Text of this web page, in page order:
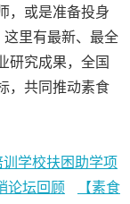
，或是准备投身
这里有最新、最全
研究成果，全国
，共同推动素食
训学校扶困助学项
论坛回顾
【素食